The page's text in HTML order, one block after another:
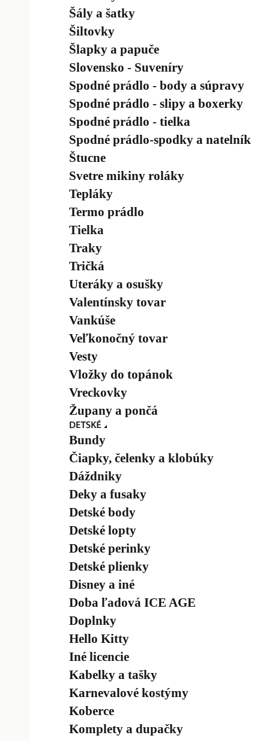
Šály a šatky
Šiltovky
Šlapky a papuče
Slovensko - Suveníry
Spodné prádlo - body a súpravy
Spodné prádlo - slipy a boxerky
Spodné prádlo - tielka
Spodné prádlo-spodky a natelník
Štucne
Svetre mikiny roláky
Tepláky
Termo prádlo
Tielka
Traky
Tričká
Uteráky a osušky
Valentínsky tovar
Vankúše
Veľkonočný tovar
Vesty
Vložky do topánok
Vreckovky
Župany a pončá
Bundy
Čiapky, čelenky a klobúky
Dáždniky
Deky a fusaky
Detské body
Detské lopty
Detské perinky
Detské plienky
Disney a iné
Doba ľadová ICE AGE
Doplnky
Hello Kitty
Iné licencie
Kabelky a tašky
Karnevalové kostýmy
Koberce
Komplety a dupačky